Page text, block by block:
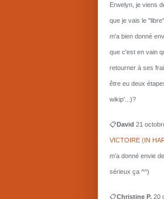
Erwelyn, je viens
que je vais le
m'a bien donné
que c'est en vain
retourner à ses
être eu deux
wikip'...)?
📋David 21
VICTOIRE (IN
m'a donné envie
sérieux ça ^^)
📋Christine P. 20